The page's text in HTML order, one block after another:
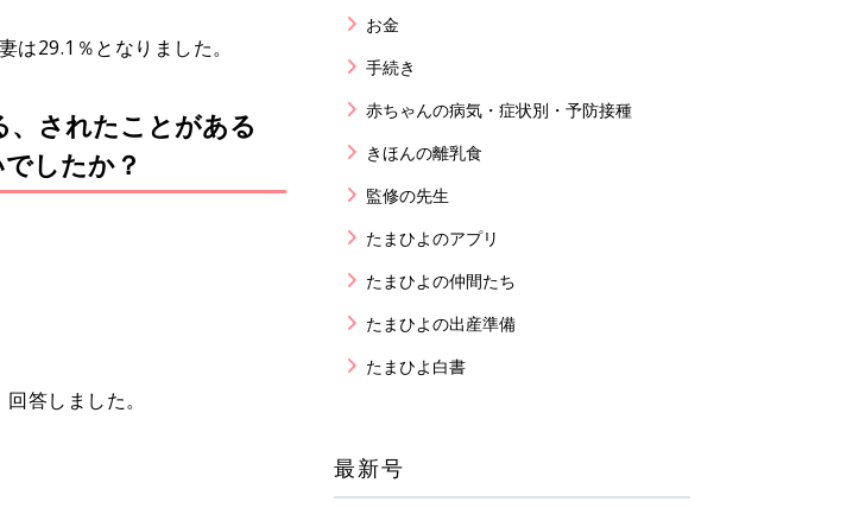
は29.1％となりました。
、されたことがある
したか？
答しました。
お金
手続き
赤ちゃんの病気・症状別・予防接種
きほんの離乳食
監修の先生
たまひよのアプリ
たまひよの仲間たち
たまひよの出産準備
たまひよ白書
最新号